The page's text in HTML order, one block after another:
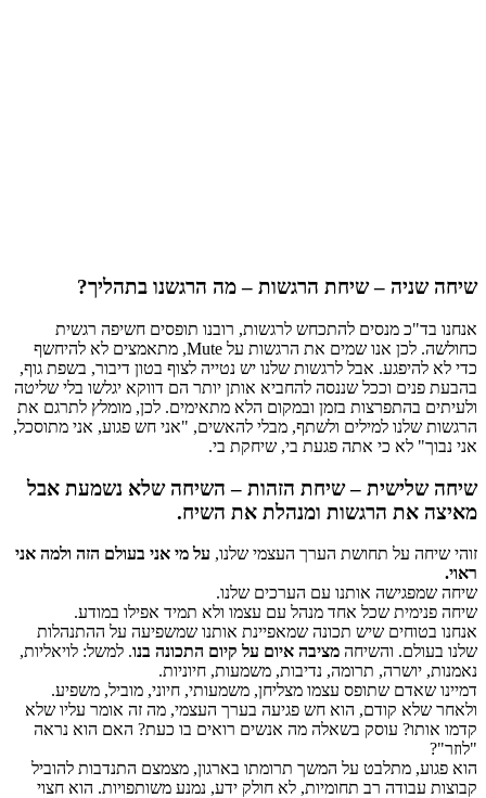
שיחה שניה – שיחת הרגשות – מה הרגשנו בתהליך?
אנחנו בד"כ מנסים להתכחש לרגשות, רובנו תופסים חשיפה רגשית
כחולשה. לכן אנו שמים את הרגשות על Mute, מתאמצים לא להיחשף
כדי לא להיפגע. אבל לרגשות שלנו יש נטייה לצוף בטון דיבור, בשפת גוף,
בהבעת פנים וככל שננסה להחביא אותן יותר הם דווקא יגלשו בלי שליטה
ולעיתים בהתפרצות בזמן ובמקום הלא מתאימים. לכן, מומלץ לתרגם את
הרגשות שלנו למילים ולשתף, מבלי להאשים, "אני חש פגוע, אני מתוסכל,
אני נבוך" לא כי אתה פגעת בי, שיחקת בי.
שיחה שלישית – שיחת הזהות – השיחה שלא נשמעת אבל
מאיצה את הרגשות ומנהלת את השיח.
זוהי שיחה על תחושת הערך העצמי שלנו, על מי אני בעולם הזה ולמה אני
ראוי.
שיחה שמפגישה אותנו עם הערכים שלנו.
שיחה פנימית שכל אחד מנהל עם עצמו ולא תמיד אפילו במודע.
אנחנו בטוחים שיש תכונה שמאפיינת אותנו שמשפיעה על ההתנהלות
שלנו בעולם. והשיחה מציבה איום על קיום התכונה בנו. למשל: לויאליות,
נאמנות, יושרה, תרומה, נדיבות, משמעות, חיוניות.
דמיינו שאדם שתופס עצמו מצליחן, משמעותי, חיוני, מוביל, משפיע.
ולאחר שלא קודם, הוא חש פגיעה בערך העצמי, מה זה אומר עליו שלא
קדמו אותו? עוסק בשאלה מה אנשים רואים בו כעת? האם הוא נראה
"לוזר"?
הוא פגוע, מתלבט על המשך תרומתו בארגון, מצמצם התנדבות להוביל
קבוצות עבודה רב תחומיות, לא חולק ידע, נמנע משותפויות. הוא חצוי